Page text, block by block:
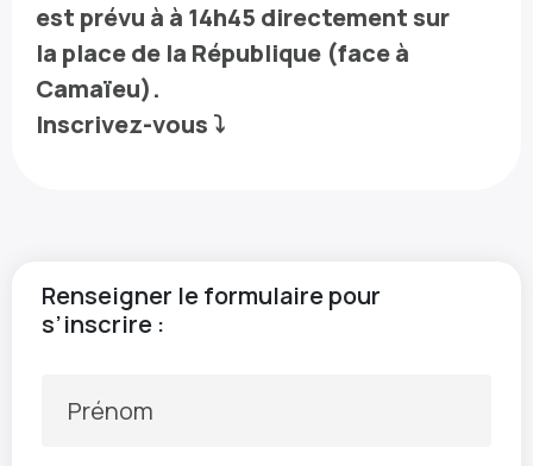
est prévu à à 14h45 directement sur
la place de la République (face à
Camaïeu).
Inscrivez-vous ⤵️
Renseigner le formulaire pour
s’inscrire :
Prénom